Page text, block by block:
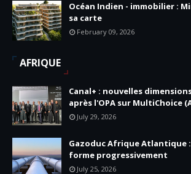
Océan Indien - immobilier :
sa carte
February 09, 2026
AFRIQUE
Canal+ : nouvelles
après l'OPA sur MultiChoice
July 29, 2026
Gazoduc Afrique Atlantique
forme progressivement
July 25, 2026